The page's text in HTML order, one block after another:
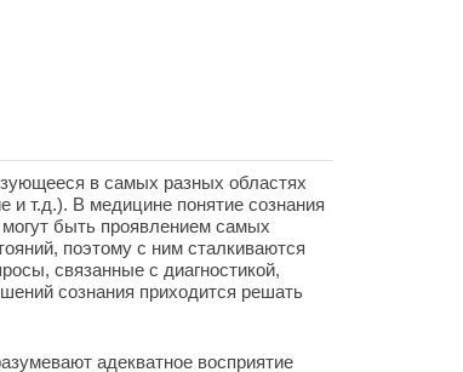
в самых разных областях
и т.д.). В медицине понятие сознания
быть проявлением самых
поэтому с ним сталкиваются
связанные с диагностикой,
сознания приходится решать
адекватное восприятие